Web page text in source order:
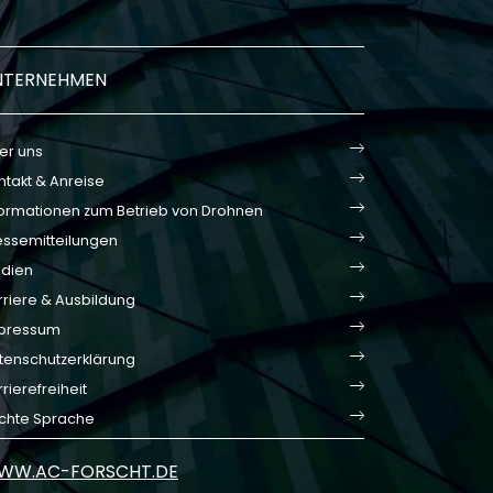
uns
& Anreise
zum Betrieb von Drohnen
& Ausbildung
Sprache
FORSCHT.DE